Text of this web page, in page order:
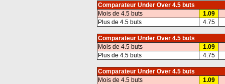
Comparateur Under Over 4.5 buts
Mois de 4.5 buts
1.09
Plus de 4.5 buts
4.75
Comparateur Under Over 4.5 buts
Mois de 4.5 buts
1.09
Plus de 4.5 buts
4.75
Comparateur Under Over 4.5 buts
Mois de 4.5 buts
1.09